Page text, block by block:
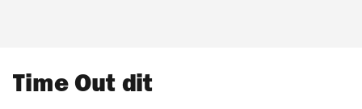
Time Out dit